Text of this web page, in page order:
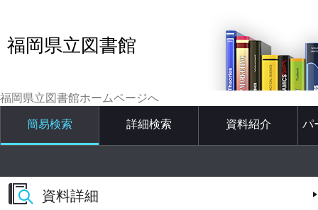
福岡県立図書館
福岡県立図書館ホームページへ
簡易検索 詳細検索 資料紹介 パ
資料詳細